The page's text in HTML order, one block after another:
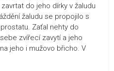
do jeho dírky v žaludu
žaludu se propojilo s
Zaťal nehty do
zvířecí zavytí a jeho
jeho i mužovo břicho. V